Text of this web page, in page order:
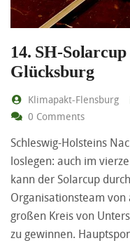
14. SH-
Glücksburg
Klimapakt-Flensburg
0 Comments
Schleswig-Holsteins
loslegen: auch im
kann der Solarcup
Organisationsteam
großen Kreis von
zu gewinnen.